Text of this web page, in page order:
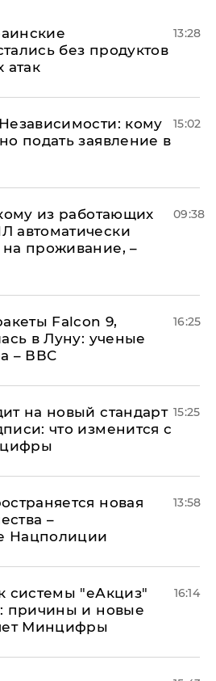
без продуктов
атак
13:28
кому
подать заявление в
15:02
из работающих
автоматически
проживание, –
09:38
Falcon 9,
в Луну: ученые
– ВВС
16:25
на новый стандарт
что изменится с
15:25
новая
–
Нацполиции
13:58
системы "еАкциз"
причины и новые
Минцифры
16:14